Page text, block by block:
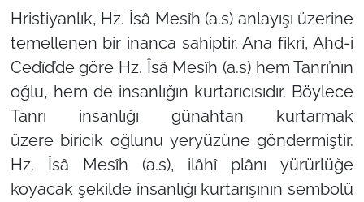
Hristiyanlık, Hz. Îsâ Mesîh (a.s) anlayışı üzerine
temellenen bir inanca sahiptir. Ana fikri, Ahd-i
Cedîd’de göre Hz. Îsâ Mesîh (a.s) hem Tanrı’nın
oğlu, hem de insanlığın kurtarıcısıdır. Böylece
Tanrı insanlığı günahtan kurtarmak
üzere biricik oğlunu yeryüzüne göndermiştir.
Hz. Îsâ Mesîh (a.s), ilâhî plânı yürürlüğe
koyacak şekilde insanlığı kurtarışının sembolü